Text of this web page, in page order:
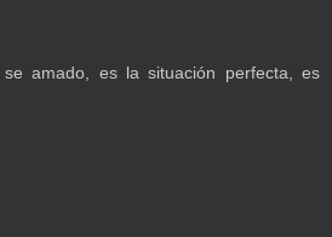
amado, es la situación perfecta, es